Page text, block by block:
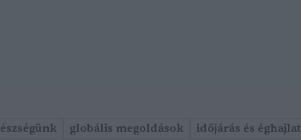
globális megoldások időjárás és éghajlat